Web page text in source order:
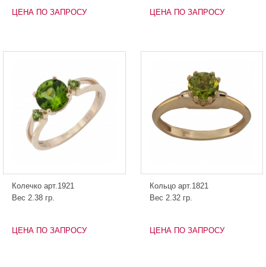
ЦЕНА ПО ЗАПРОСУ ЦЕНА ПО ЗАПРОСУ
Колечко арт.1921
Вес 2.38 гр.
ЦЕНА ПО ЗАПРОСУ
Кольцо арт.1821
Вес 2.32 гр.
ЦЕНА ПО ЗАПРОСУ